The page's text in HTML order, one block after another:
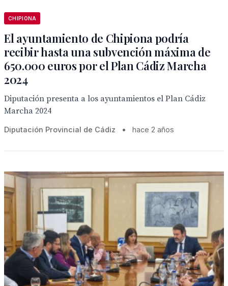
CHIPIONA
El ayuntamiento de Chipiona podría
recibir hasta una subvención máxima de
650.000 euros por el Plan Cádiz Marcha
2024
Diputación presenta a los ayuntamientos el Plan Cádiz
Marcha 2024
Diputación Provincial de Cádiz • hace 2 años